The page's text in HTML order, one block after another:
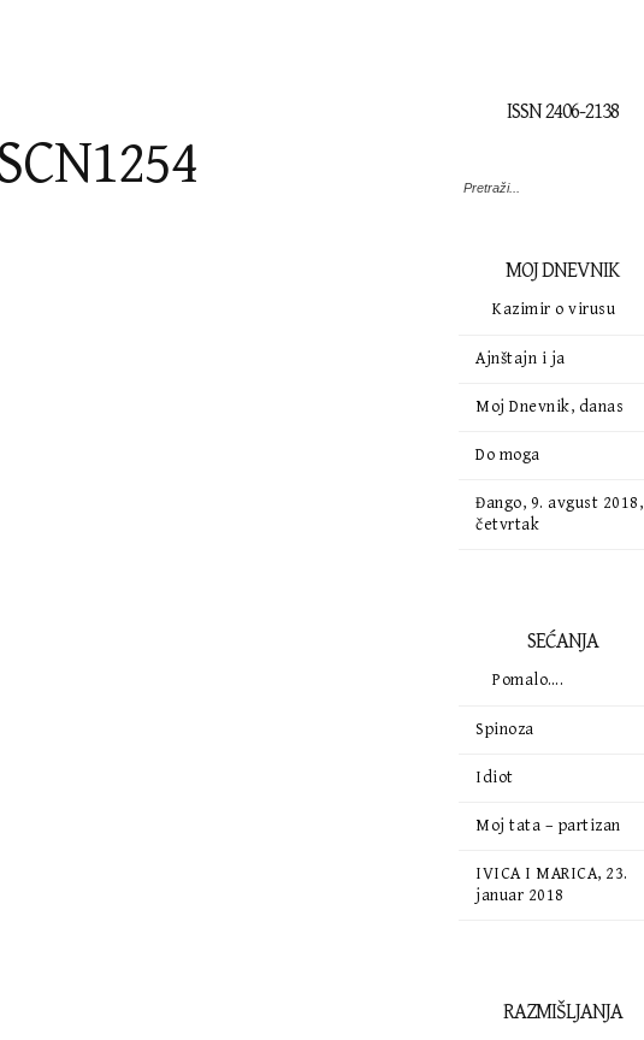
ISSN 2406-2138
MOJ DNEVNIK
Kazimir o virusu
Ajnštajn i ja
Moj Dnevnik, danas
Do moga
Đango, 9. avgust 2018,
četvrtak
SEĆANJA
Pomalo….
Spinoza
Idiot
Moj tata – partizan
IVICA I MARICA, 23.
januar 2018
RAZMIŠLJANJA